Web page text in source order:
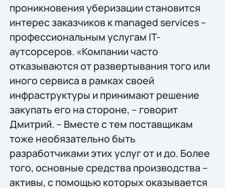
проникновения уберизации становится
интерес заказчиков к managed services –
профессиональным услугам IT-
аутсорсеров. «Компании часто
отказываются от развертывания того или
иного сервиса в рамках своей
инфраструктуры и принимают решение
закупать его на стороне, – говорит
Дмитрий. – Вместе с тем поставщикам
тоже необязательно быть
разработчиками этих услуг от и до. Более
того, основные средства производства –
активы, с помощью которых оказывается